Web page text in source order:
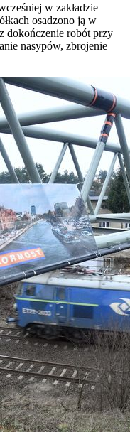
w zakładzie
osadzono ją w
dokończenie robót przy
nasypów, zbrojenie